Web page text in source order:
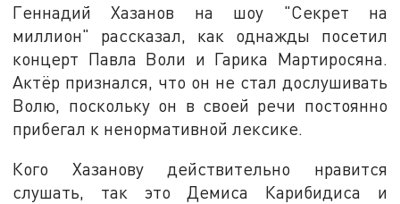
Геннадий Хазанов на шоу "Секрет на
миллион" рассказал, как однажды посетил
концерт Павла Воли и Гарика Мартиросяна.
Актёр признался, что он не стал дослушивать
Волю, поскольку он в своей речи постоянно
прибегал к ненормативной лексике.
Кого Хазанову действительно нравится
слушать, так это Демиса Карибидиса и